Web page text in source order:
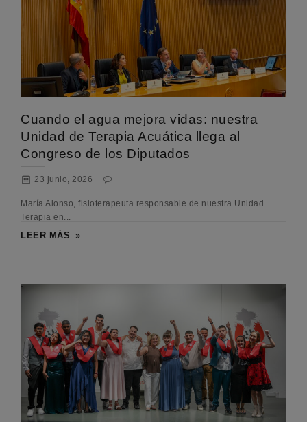
Cuando el agua mejora vidas: nuestra
Unidad de Terapia Acuática llega al
Congreso de los Diputados
23 junio, 2026
María Alonso, fisioterapeuta responsable de nuestra Unidad
Terapia en...
LEER MÁS